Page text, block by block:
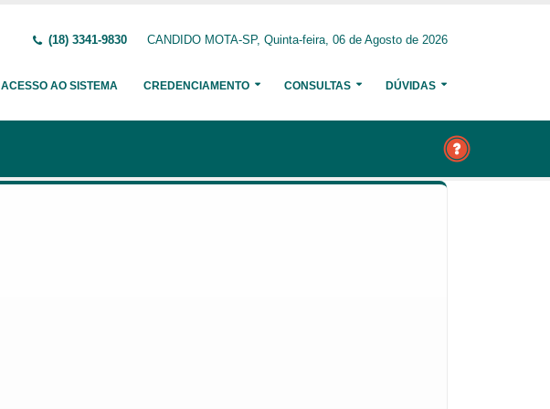
(18) 3341-9830 CANDIDO MOTA-SP, Quinta-feira, 06 de Agosto de 2026
ACESSO AO SISTEMA CREDENCIAMENTO CONSULTAS DÚVIDAS